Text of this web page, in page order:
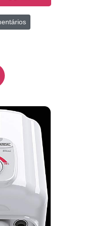
no uso.
simplificada com
cortes em